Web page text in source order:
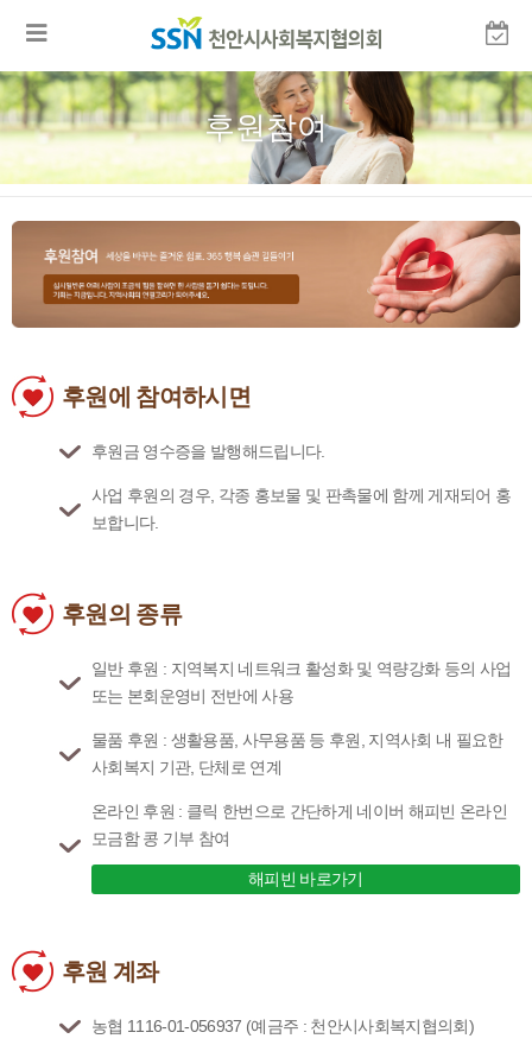
후원참여
후원에 참여하시면
후원금 영수증을 발행해드립니다.
사업 후원의 경우, 각종 홍보물 및 판촉물에 함께 게재되어 홍
보합니다.
후원의 종류
일반 후원 : 지역복지 네트워크 활성화 및 역량강화 등의 사업
또는 본회운영비 전반에 사용
물품 후원 : 생활용품, 사무용품 등 후원, 지역사회 내 필요한
사회복지 기관, 단체로 연계
온라인 후원 : 클릭 한번으로 간단하게 네이버 해피빈 온라인
모금함 콩 기부 참여
해피빈 바로가기
후원 계좌
농협 1116-01-056937 (예금주 : 천안시사회복지협의회)